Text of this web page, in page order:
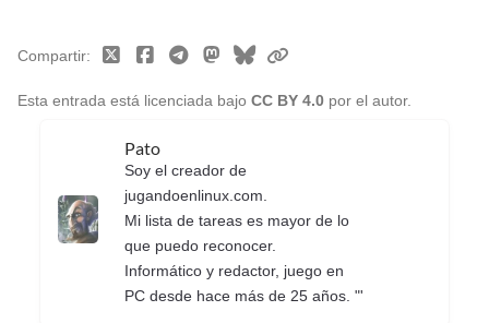
Esta entrada está licenciada bajo CC BY 4.0 por el autor.
Compartir
Pato
Soy el creador de
jugandoenlinux.com.
Mi lista de tareas es mayor de lo
que puedo reconocer.
Informático y redactor, juego en
PC desde hace más de 25 años. "'